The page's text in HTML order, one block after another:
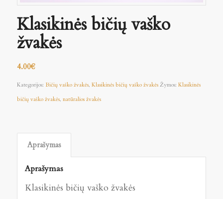
Klasikinės bičių vaško
žvakės
4.00€
Kategorijos: Bičių vaško žvakės, Klasikinės bičių vaško žvakės Žymos: Klasikinės
bičių vaško žvakės, natūralios žvakės
Aprašymas
Aprašymas
Klasikinės bičių vaško žvakės